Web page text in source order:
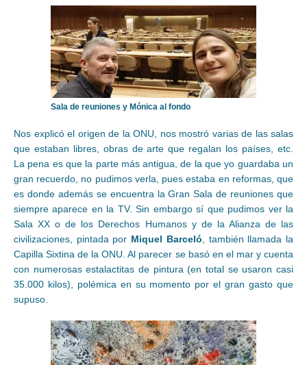
Sala de reuniones y Mónica al fondo
Nos explicó el origen de la ONU, nos mostró varias de las salas
que estaban libres, obras de arte que regalan los países, etc.
La pena es que la parte más antigua, de la que yo guardaba un
gran recuerdo, no pudimos verla, pues estaba en reformas, que
es donde además se encuentra la Gran Sala de reuniones que
siempre aparece en la TV. Sin embargo sí que pudimos ver la
Sala XX o de los Derechos Humanos y de la Alianza de las
civilizaciones, pintada por Miquel Barceló, también llamada la
Capilla Sixtina de la ONU. Al parecer se basó en el mar y cuenta
con numerosas estalactitas de pintura (en total se usaron casi
35.000 kilos), polémica en su momento por el gran gasto que
supuso.